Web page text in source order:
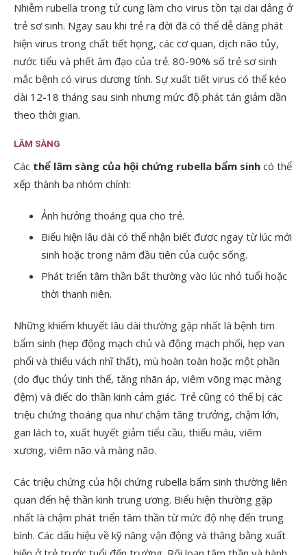
Nhiễm rubella trong tử cung làm cho virus tồn tại dai dẳng ở
trẻ sơ sinh. Ngay sau khi trẻ ra đời đã có thể dễ dàng phát
hiện virus trong chất tiết họng, các cơ quan, dịch não tủy,
nước tiểu và phết âm đạo của trẻ. 80-90% số trẻ sơ sinh
mắc bệnh có virus dương tính. Sự xuất tiết virus có thể kéo
dài 12-18 tháng sau sinh nhưng mức độ phát tán giảm dần
theo thời gian.
LÂM SÀNG
Các thể lâm sàng của hội chứng rubella bẩm sinh có thể
xếp thành ba nhóm chính:
Ảnh hưởng thoáng qua cho trẻ.
Biểu hiện lâu dài có thể nhận biết được ngay từ lúc mới
sinh hoặc trong năm đầu tiên của cuộc sống.
Phát triển tâm thần bất thường vào lúc nhỏ tuổi hoặc
thời thanh niên.
Những khiếm khuyết lâu dài thường gặp nhất là bệnh tim
bẩm sinh (hẹp động mạch chủ và động mạch phối, hẹp van
phổi và thiếu vách nhĩ thất), mù hoàn toàn hoặc một phần
(do đục thủy tinh thể, tăng nhãn áp, viêm võng mạc màng
đệm) và điếc do thần kinh cảm giác. Trẻ cũng có thể bị các
triệu chứng thoáng qua như chậm tăng trưởng, chậm lớn,
gan lách to, xuất huyết giảm tiểu cầu, thiếu máu, viêm
xương, viêm não và màng não.
Các triệu chứng của hội chứng rubella bẩm sinh thường liên
quan đến hệ thần kinh trung ương. Biểu hiện thường gặp
nhất là chậm phát triển tâm thần từ mức độ nhẹ đến trung
bình. Các dấu hiệu về kỹ năng vận động và thăng bằng xuất